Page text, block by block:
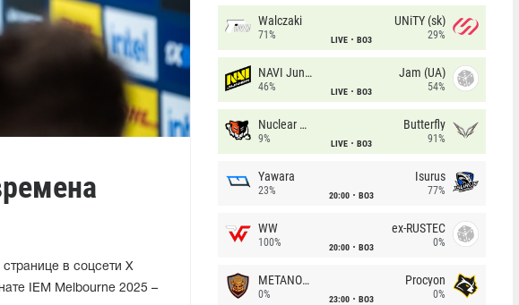
в соцсети X
IEM Melbourne 2025 –
Walczaki
71% LIVE BO3
UNiTY (sk)
29%
NAVI Junior
46% LIVE BO3
Jam (UA)
54%
Nuclear TigeRES
9% LIVE BO3
Butterfly
91%
Yawara
23% 20:00 BO3
Isurus
77%
WW
100% 20:00 BO3
ex-RUSTEC
0%
METANOIA Wolves
0% 23:00 BO3
Procyon
0%